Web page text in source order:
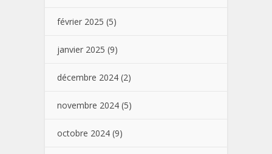
février 2025 (5)
janvier 2025 (9)
décembre 2024 (2)
novembre 2024 (5)
octobre 2024 (9)